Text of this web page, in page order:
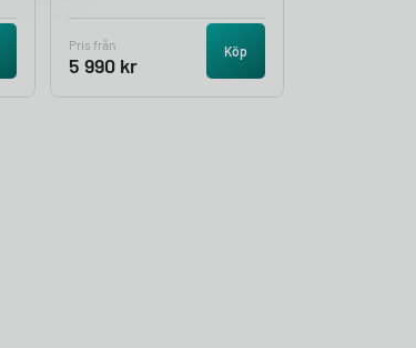
Pris från
5 990 kr
Köp